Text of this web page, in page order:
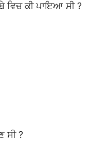
ਵਿਚ ਕੀ ਪਾਇਆ ਸੀ ?
ਸੀ ?